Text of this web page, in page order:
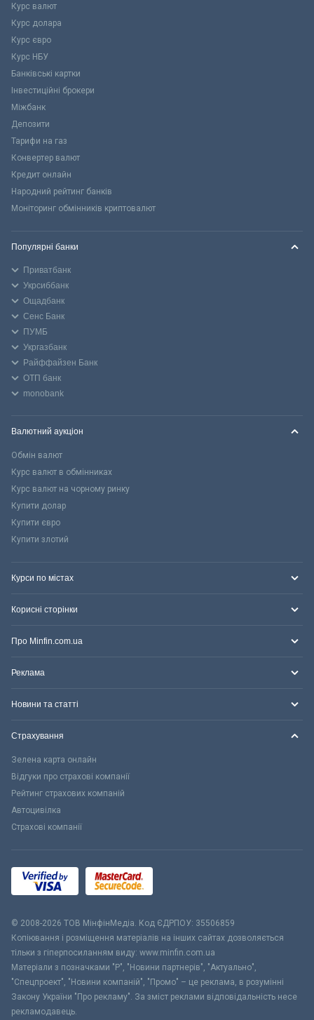
Курс валют
Курс долара
Курс євро
Курс НБУ
Банківські картки
Інвестиційні брокери
Міжбанк
Депозити
Тарифи на газ
Конвертер валют
Кредит онлайн
Народний рейтинг банків
Моніторинг обмінників криптовалют
Популярні банки
Приватбанк
Укрсиббанк
Ощадбанк
Сенс Банк
ПУМБ
Укргазбанк
Райффайзен Банк
ОТП банк
monobank
Валютний аукціон
Обмін валют
Курс валют в обмінниках
Курс валют на чорному ринку
Купити долар
Купити євро
Купити злотий
Курси по містах
Корисні сторінки
Про Minfin.com.ua
Реклама
Новини та статті
Страхування
Зелена карта онлайн
Відгуки про страхові компанії
Рейтинг страхових компаній
Автоцивілка
Страхові компанії
© 2008-2026 ТОВ МiнфiнМедiа. Код ЄДРПОУ: 35506859
Копіювання і розміщення матеріалів на інших сайтах дозволяється
тільки з гіперпосиланням виду: www.minfin.com.ua
Матеріали з позначками "Р", "Новини партнерів", "Актуально",
"Спецпроект", "Новини компаній", "Промо" – це реклама, в розумінні
Закону України "Про рекламу". За зміст реклами відповідальність несе
рекламодавець.